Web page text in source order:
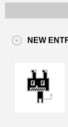
NEW